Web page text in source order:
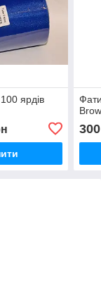
ярдів
300